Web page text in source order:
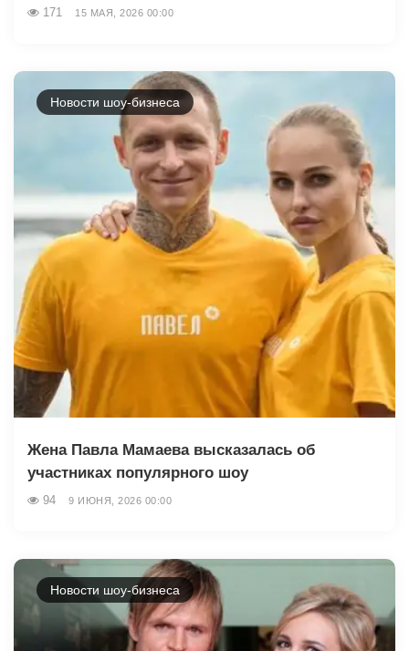
171 15 МАЯ, 2026 00:00
Новости шоу-бизнеса
Жена Павла Мамаева высказалась об
участниках популярного шоу
94 9 ИЮНЯ, 2026 00:00
Новости шоу-бизнеса